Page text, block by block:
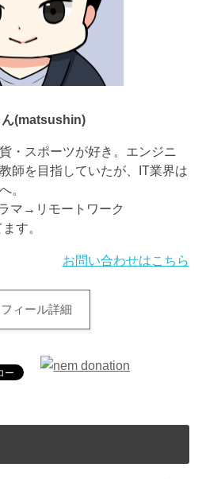
ん(matsushin)
・スポーツが好き。エンジニ
師を目指していたが、IT業界は
。
マ→リモートワーク
す。
お問い合わせはこちら
ィール詳細